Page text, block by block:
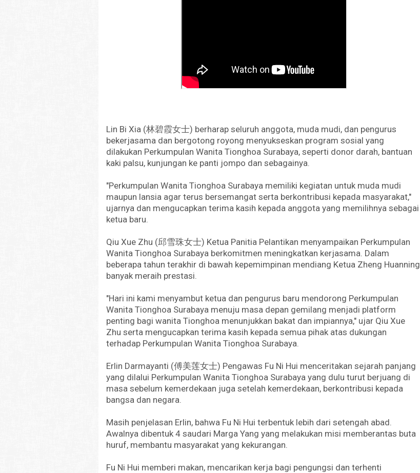
Lin Bi Xia (林碧霞女士) berharap seluruh anggota, muda mudi, dan pengurus
bekerjasama dan bergotong royong menyukseskan program sosial yang
dilakukan Perkumpulan Wanita Tionghoa Surabaya, seperti donor darah, bantuan
kaki palsu, kunjungan ke panti jompo dan sebagainya.
"Perkumpulan Wanita Tionghoa Surabaya memiliki kegiatan untuk muda mudi
maupun lansia agar terus bersemangat serta berkontribusi kepada masyarakat,"
ujarnya dan mengucapkan terima kasih kepada anggota yang memilihnya sebagai
ketua baru.
Qiu Xue Zhu (邱雪珠女士) Ketua Panitia Pelantikan menyampaikan Perkumpulan
Wanita Tionghoa Surabaya berkomitmen meningkatkan kerjasama. Dalam
beberapa tahun terakhir di bawah kepemimpinan mendiang Ketua Zheng Huanning
banyak meraih prestasi.
"Hari ini kami menyambut ketua dan pengurus baru mendorong Perkumpulan
Wanita Tionghoa Surabaya menuju masa depan gemilang menjadi platform
penting bagi wanita Tionghoa menunjukkan bakat dan impiannya," ujar Qiu Xue
Zhu serta mengucapkan terima kasih kepada semua pihak atas dukungan
terhadap Perkumpulan Wanita Tionghoa Surabaya.
Erlin Darmayanti (傅美莲女士) Pengawas Fu Ni Hui menceritakan sejarah panjang
yang dilalui Perkumpulan Wanita Tionghoa Surabaya yang dulu turut berjuang di
masa sebelum kemerdekaan juga setelah kemerdekaan, berkontribusi kepada
bangsa dan negara.
Masih penjelasan Erlin, bahwa Fu Ni Hui terbentuk lebih dari setengah abad.
Awalnya dibentuk 4 saudari Marga Yang yang melakukan misi memberantas buta
huruf, membantu masyarakat yang kekurangan.
Fu Ni Hui memberi makan, mencarikan kerja bagi pengungsi dan terhenti